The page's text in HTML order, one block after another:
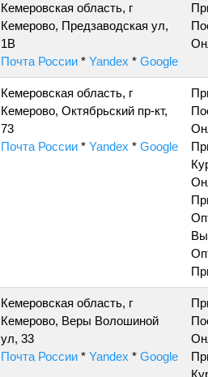
Кемеровская область, г
Кемерово, Предзаводская ул,
1В
Почта России * Yandex * Google
Кемеровская область, г
Кемерово, Октябрьский пр-кт,
73
Почта России * Yandex * Google
Кемеровская область, г
Кемерово, Веры Волошиной
ул, 33
Почта России * Yandex * Google